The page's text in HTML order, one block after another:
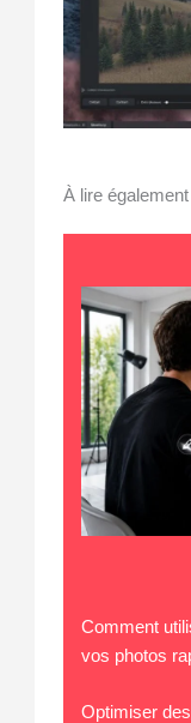
À lire également
Comment
vos photos
Optimiser des